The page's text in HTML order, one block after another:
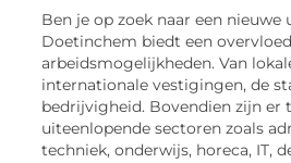
Ben je op zoek naar een nieuwe
Doetinchem biedt een
arbeidsmogelijkheden. Van
internationale vestigingen, de
bedrijvigheid. Bovendien zijn er
uiteenlopende sectoren zoals
techniek, onderwijs, horeca, IT,